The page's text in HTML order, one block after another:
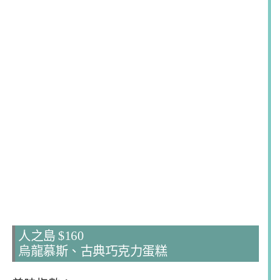
人之島 $160
烏龍慕斯、古典巧克力蛋糕